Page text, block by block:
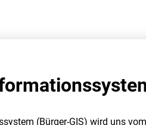
(Bürger-GIS) wird uns